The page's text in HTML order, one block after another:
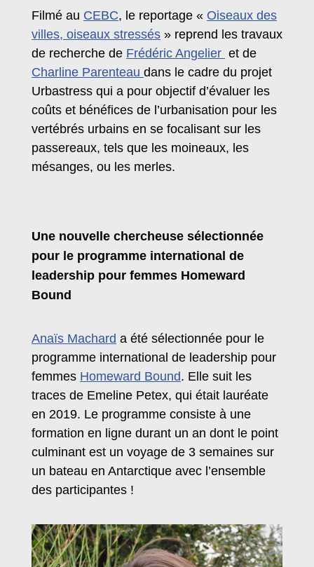
Filmé au CEBC, le reportage « Oiseaux des
villes, oiseaux stressés » reprend les travaux
de recherche de Frédéric Angelier et de
Charline Parenteau dans le cadre du projet
Urbastress qui a pour objectif d’évaluer les
coûts et bénéfices de l’urbanisation pour les
vertébrés urbains en se focalisant sur les
passereaux, tels que les moineaux, les
mésanges, ou les merles.
Une nouvelle chercheuse sélectionnée
pour le programme international de
leadership pour femmes Homeward
Bound
Anaïs Machard a été sélectionnée pour le
programme international de leadership pour
femmes Homeward Bound. Elle suit les
traces de Emeline Petex, qui était lauréate
en 2019. Le programme consiste à une
formation en ligne durant un an dont le point
culminant est un voyage de 3 semaines sur
un bateau en Antarctique avec l’ensemble
des participantes !